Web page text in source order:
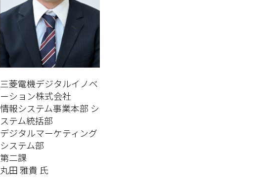
三菱電機デジタルイノベ
ーション株式会社
情報システム事業本部 シ
ステム統括部
デジタルマーケティング
システム部
第二課
丸田 雅貴 氏